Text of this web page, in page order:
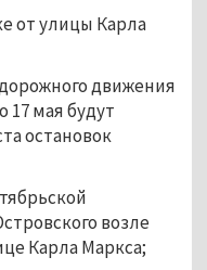
от улицы Карла
движения
17 мая будут
остановок
возле
Карла Маркса;